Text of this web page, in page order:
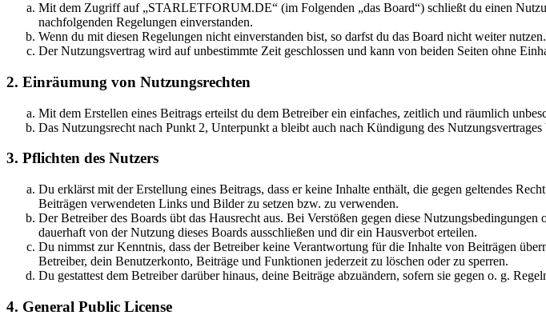
Mit dem Zugriff auf „STARLETFORUM.DE“ (im Folgenden „das Board“) schließt du einen
nachfolgenden Regelungen einverstanden.
Wenn du mit diesen Regelungen nicht einverstanden bist, so darfst du das Board nicht weiter
Der Nutzungsvertrag wird auf unbestimmte Zeit geschlossen und kann von beiden Seiten ohne
2. Einräumung von Nutzungsrechten
Mit dem Erstellen eines Beitrags erteilst du dem Betreiber ein einfaches, zeitlich und räumlich
Das Nutzungsrecht nach Punkt 2, Unterpunkt a bleibt auch nach Kündigung des Nutzungsvertrages
3. Pflichten des Nutzers
Du erklärst mit der Erstellung eines Beitrags, dass er keine Inhalte enthält, die gegen geltendes
Beiträgen verwendeten Links und Bilder zu setzen bzw. zu verwenden.
Der Betreiber des Boards übt das Hausrecht aus. Bei Verstößen gegen diese
dauerhaft von der Nutzung dieses Boards ausschließen und dir ein Hausverbot erteilen.
Du nimmst zur Kenntnis, dass der Betreiber keine Verantwortung für die Inhalte von Beiträgen
Betreiber, dein Benutzerkonto, Beiträge und Funktionen jederzeit zu löschen oder zu sperren.
Du gestattest dem Betreiber darüber hinaus, deine Beiträge abzuändern, sofern sie gegen o. g.
4. General Public License